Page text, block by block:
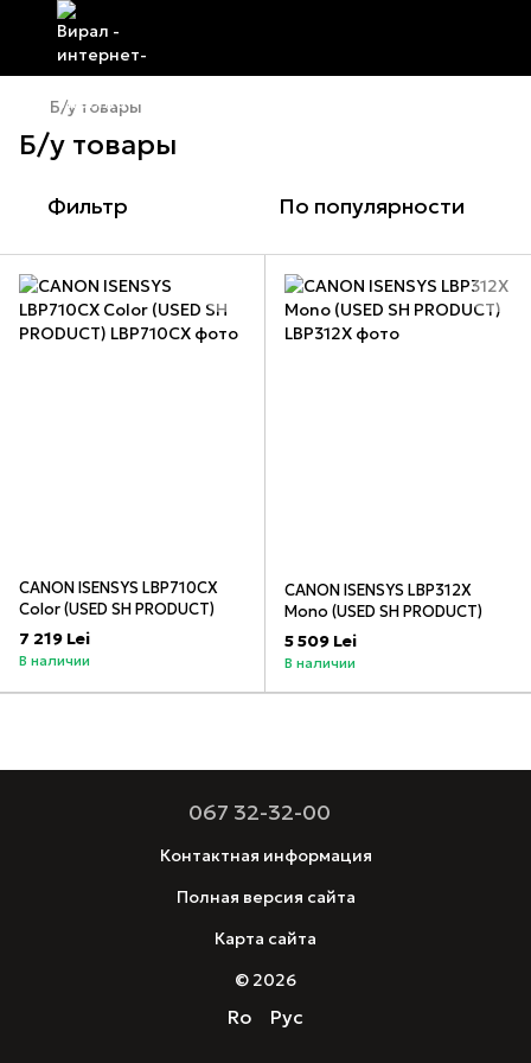
Б/у товары
Б/у товары
Фильтр По популярности
CANON ISENSYS LBP710CX
Color (USED SH PRODUCT)
7 219 Lei
В наличии
CANON ISENSYS LBP312X
Mono (USED SH PRODUCT)
5 509 Lei
В наличии
067 32-32-00
Контактная информация
Полная версия сайта
Карта сайта
© 2026
Ro Рус